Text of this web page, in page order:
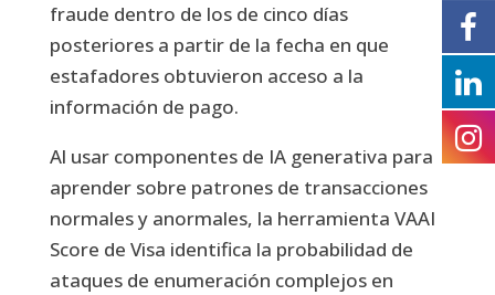
fraude dentro de los de cinco días
posteriores a partir de la fecha en que
estafadores obtuvieron acceso a la
información de pago.
Al usar componentes de IA generativa para
aprender sobre patrones de transacciones
normales y anormales, la herramienta VAAI
Score de Visa identifica la probabilidad de
ataques de enumeración complejos en